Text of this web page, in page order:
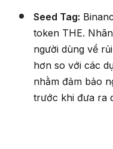
Seed Tag:
token THE.
người dùng về
hơn so với các
nhằm đảm bảo
trước khi đưa ra